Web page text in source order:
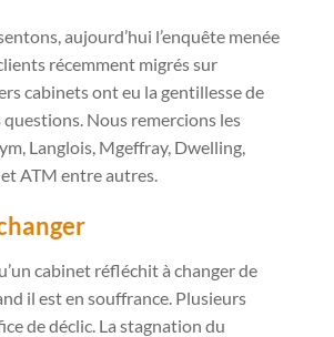
aujourd’hui l’enquête menée
récemment migrés sur
cabinets ont eu la gentillesse de
Nous remercions les
Langlois, Mgeffray, Dwelling,
ATM entre autres.
cabinet réfléchit à changer de
il est en souffrance. Plusieurs
de déclic. La stagnation du